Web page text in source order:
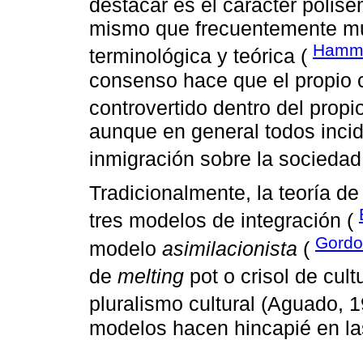
destacar es el carácter
mismo que frecuentemente
terminológica y teórica (
consenso hace que el propio
controvertido dentro del
aunque en general todos
inmigración sobre la
Tradicionalmente, la teoría
tres modelos de integración (
modelo asimilacionista (
de melting pot o crisol de
pluralismo cultural (Aguado,
modelos hacen hincapié en